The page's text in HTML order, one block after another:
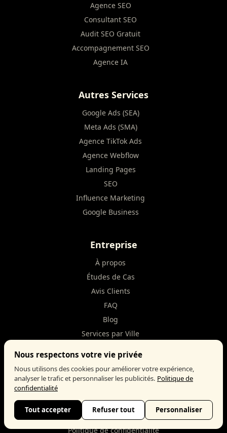
Agence SEO
Consultant SEO
Audit SEO Gratuit
Accompagnement SEO
Agence IA
Autres Services
Google Ads (SEA)
Meta Ads (SMA)
Agence TikTok Ads
Agence Webflow
Landing Pages
SEO
Influence Marketing
Google Business
Entreprise
À propos
Études de Cas
Avis Clients
FAQ
Blog
Services par Ville
Guides Comparatifs
Mentions légales
Politique de confidentialité
Nous respectons votre vie privée
Nous utilisons des cookies pour améliorer votre expérience,
analyser le trafic et personnaliser les publicités. Politique de
confidentialité
Tout accepter Refuser tout Personnaliser